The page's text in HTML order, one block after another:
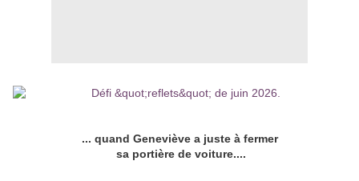
... quand Geneviève a juste à fermer
sa portière de voiture....